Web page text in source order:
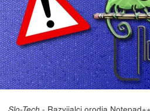
Slo-Tech - Razvijalci orodja